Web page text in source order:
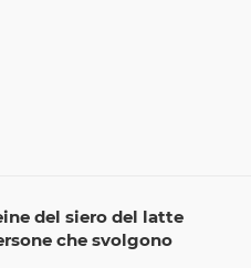
del siero del latte
che svolgono